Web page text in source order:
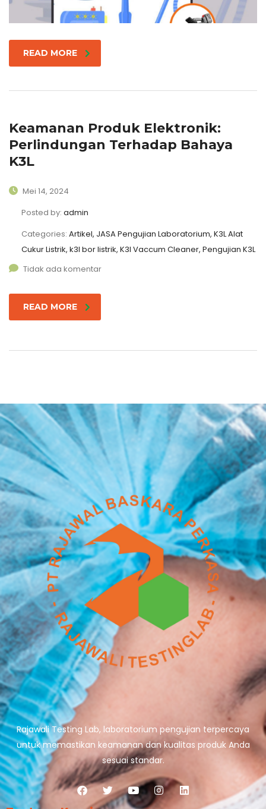
READ MORE
Keamanan Produk Elektronik:
Perlindungan Terhadap Bahaya
K3L
Mei 14, 2024
Posted by: admin
Categories: Artikel, JASA Pengujian Laboratorium, K3L Alat
Cukur Listrik, k3l bor listrik, K3l Vaccum Cleaner, Pengujian K3L
Tidak ada komentar
READ MORE
Rajawali Testing Lab, laboratorium pengujian terpercaya
untuk memastikan keamanan dan kualitas produk Anda
sesuai standar.